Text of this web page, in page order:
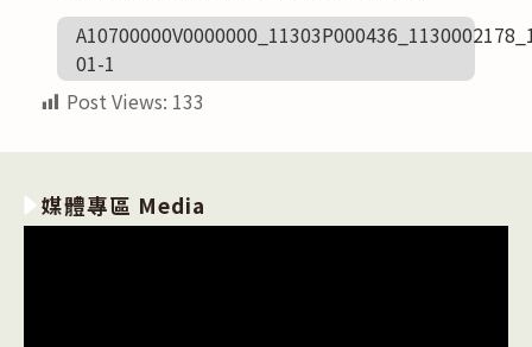
01-1
Post Views: 133
媒體專區 Media